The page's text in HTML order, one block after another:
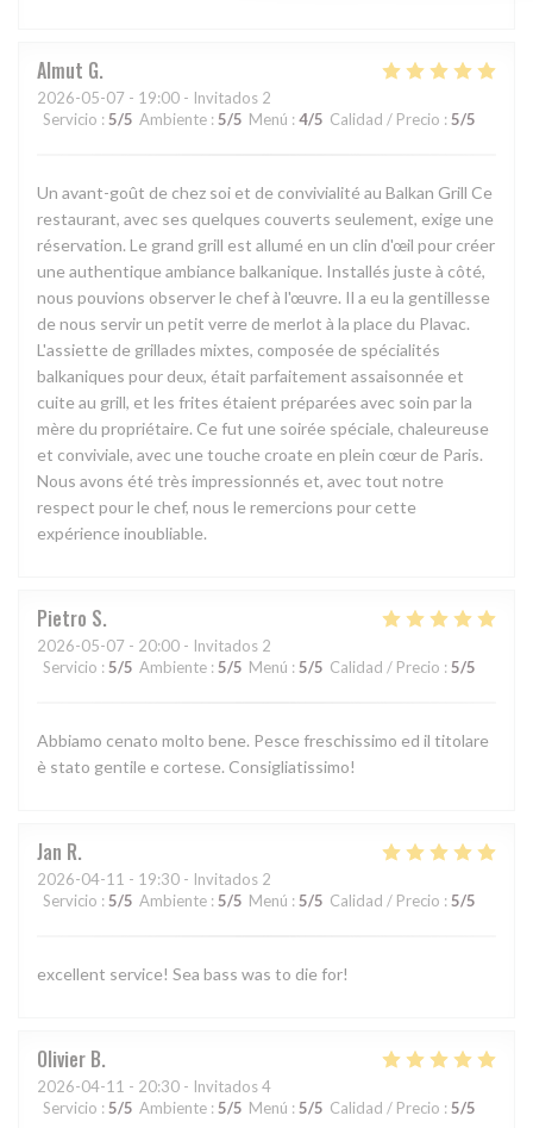
Almut G
2026-05-07 - 19:00 - Invitados 2
Servicio : 5/5 Ambiente : 5/5 Menú : 4/5 Calidad / Precio : 5/5
Un avant-goût de chez soi et de convivialité au Balkan Grill Ce
restaurant, avec ses quelques couverts seulement, exige une
réservation. Le grand grill est allumé en un clin d'œil pour créer
une authentique ambiance balkanique. Installés juste à côté,
nous pouvions observer le chef à l'œuvre. Il a eu la gentillesse
de nous servir un petit verre de merlot à la place du Plavac.
L'assiette de grillades mixtes, composée de spécialités
balkaniques pour deux, était parfaitement assaisonnée et
cuite au grill, et les frites étaient préparées avec soin par la
mère du propriétaire. Ce fut une soirée spéciale, chaleureuse
et conviviale, avec une touche croate en plein cœur de Paris.
Nous avons été très impressionnés et, avec tout notre
respect pour le chef, nous le remercions pour cette
expérience inoubliable.
Pietro S
2026-05-07 - 20:00 - Invitados 2
Servicio : 5/5 Ambiente : 5/5 Menú : 5/5 Calidad / Precio : 5/5
Abbiamo cenato molto bene. Pesce freschissimo ed il titolare
è stato gentile e cortese. Consigliatissimo!
Jan R
2026-04-11 - 19:30 - Invitados 2
Servicio : 5/5 Ambiente : 5/5 Menú : 5/5 Calidad / Precio : 5/5
excellent service! Sea bass was to die for!
Olivier B
2026-04-11 - 20:30 - Invitados 4
Servicio : 5/5 Ambiente : 5/5 Menú : 5/5 Calidad / Precio : 5/5